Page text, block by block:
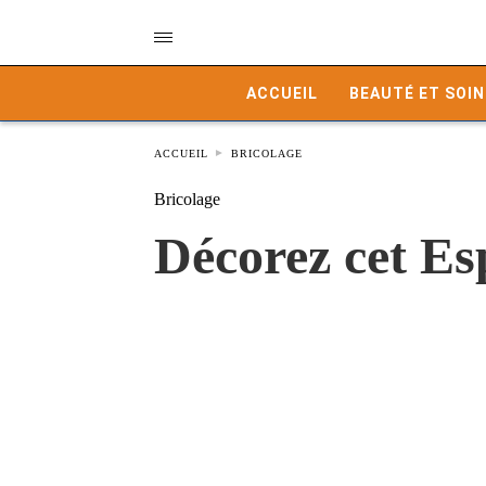
ACCUEIL BEAUTÉ ET SOIN
ACCUEIL BRICOLAGE
Bricolage
Décorez cet